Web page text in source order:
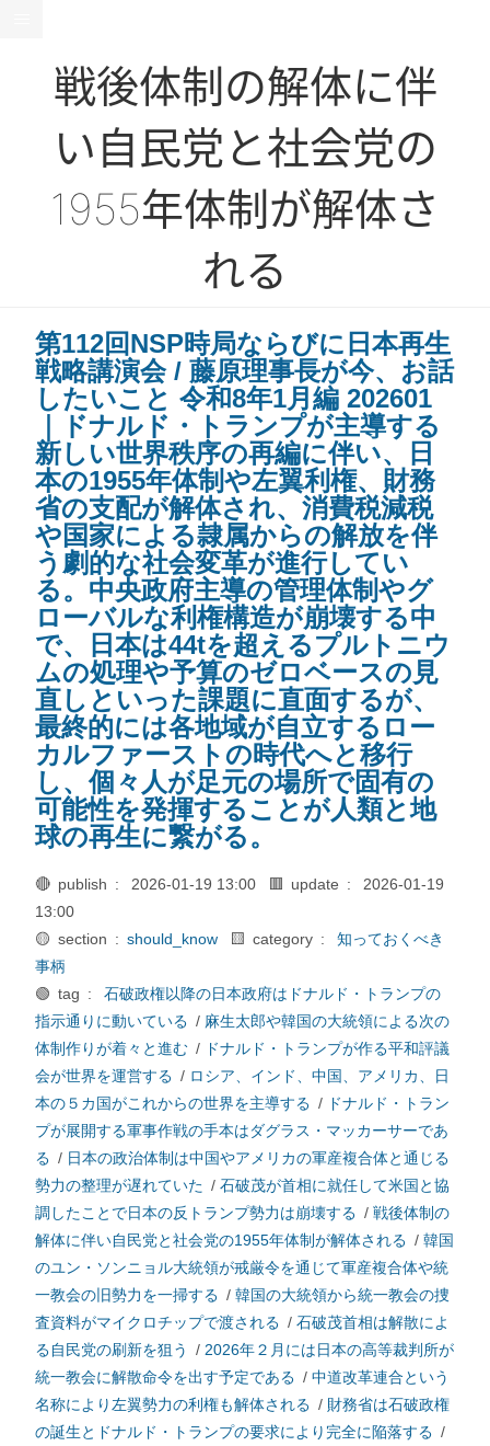
戦後体制の解体に伴
い自民党と社会党の
1955年体制が解体さ
れる
第112回NSP時局ならびに日本再生
戦略講演会 / 藤原理事長が今、お話
したいこと 令和8年1月編 202601
｜ドナルド・トランプが主導する
新しい世界秩序の再編に伴い、日
本の1955年体制や左翼利権、財務
省の支配が解体され、消費税減税
や国家による隷属からの解放を伴
う劇的な社会変革が進行してい
る。中央政府主導の管理体制やグ
ローバルな利権構造が崩壊する中
で、日本は44tを超えるプルトニウ
ムの処理や予算のゼロベースの見
直しといった課題に直面するが、
最終的には各地域が自立するロー
カルファーストの時代へと移行
し、個々人が足元の場所で固有の
可能性を発揮することが人類と地
球の再生に繋がる。
🔴 publish : 2026-01-19 13:00 🟥 update :
2026-01-19
13:00
🟡 section : should_know 🟨 category :
知っておくべき
事柄
🟢 tag :
石破政権以降の日本政府はドナルド・トランプの
指示通りに動いている / 麻生太郎や韓国の大統領による次の
体制作りが着々と進む / ドナルド・トランプが作る平和評議
会が世界を運営する / ロシア、インド、中国、アメリカ、日
本の５カ国がこれからの世界を主導する / ドナルド・トラン
プが展開する軍事作戦の手本はダグラス・マッカーサーであ
る / 日本の政治体制は中国やアメリカの軍産複合体と通じる
勢力の整理が遅れていた / 石破茂が首相に就任して米国と協
調したことで日本の反トランプ勢力は崩壊する / 戦後体制の
解体に伴い自民党と社会党の1955年体制が解体される / 韓国
のユン・ソンニョル大統領が戒厳令を通じて軍産複合体や統
一教会の旧勢力を一掃する / 韓国の大統領から統一教会の捜
査資料がマイクロチップで渡される / 石破茂首相は解散によ
る自民党の刷新を狙う
/ 2026年２月には日本の高等裁判所が
統一教会に解散命令を出す予定である / 中道改革連合という
名称により左翼勢力の利権も解体される / 財務省は石破政権
の誕生とドナルド・トランプの要求により完全に陥落する /